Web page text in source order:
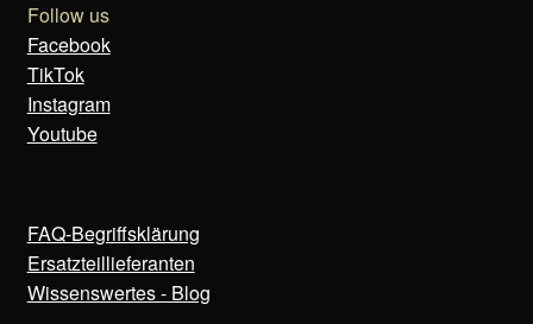
Follow us
Facebook
TikTok
Instagram
Youtube
FAQ-Begriffsklärung
Ersatzteillieferanten
Wissenswertes - Blog